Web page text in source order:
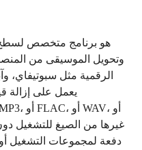
وتحويل الموسيقى من
الرقمية مثل سبوتيفاي،
يعمل على إزالة
غيرها من الصيغ للتشغيل
دفعة لمجموعات التشغيل أو